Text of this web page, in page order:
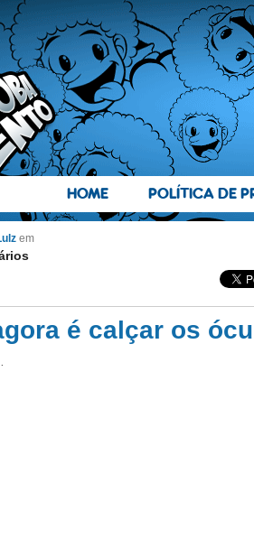
HOME POLÍTICA DE
em
é calçar os